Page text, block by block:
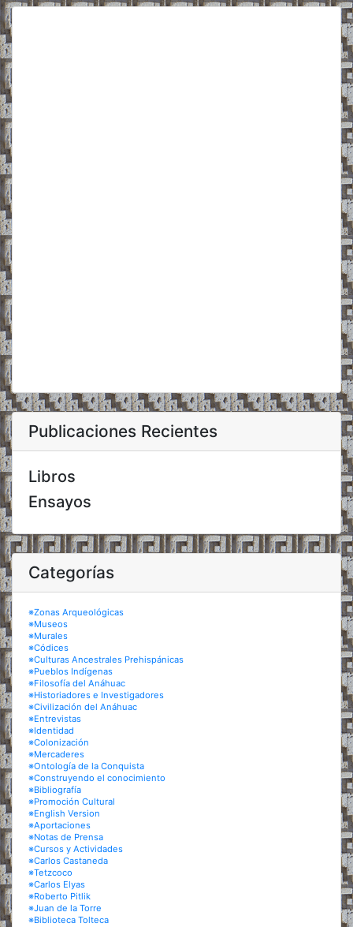
Publicaciones Recientes
Libros
Ensayos
Categorías
※Zonas Arqueológicas
※Museos
※Murales
※Códices
※Culturas Ancestrales Prehispánicas
※Pueblos Indígenas
※Filosofía del Anáhuac
※Historiadores e Investigadores
※Civilización del Anáhuac
※Entrevistas
※Identidad
※Colonización
※Mercaderes
※Ontología de la Conquista
※Construyendo el conocimiento
※Bibliografía
※Promoción Cultural
※English Version
※Aportaciones
※Notas de Prensa
※Cursos y Actividades
※Carlos Castaneda
※Tetzcoco
※Carlos Elyas
※Roberto Pitlik
※Juan de la Torre
※Biblioteca Tolteca